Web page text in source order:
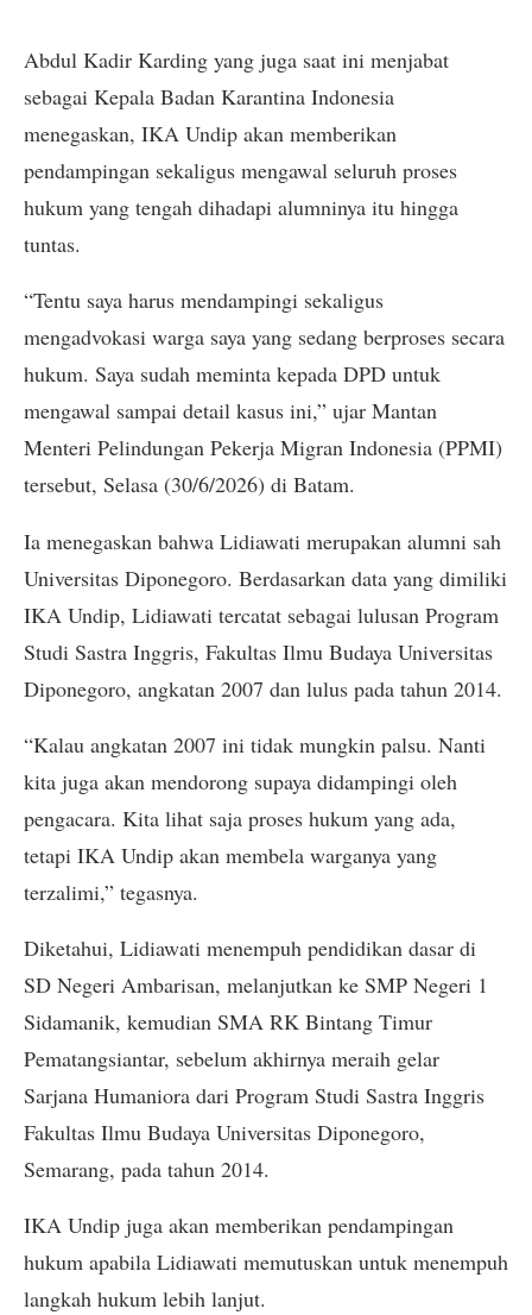
Abdul Kadir Karding yang juga saat ini menjabat
sebagai Kepala Badan Karantina Indonesia
menegaskan, IKA Undip akan memberikan
pendampingan sekaligus mengawal seluruh proses
hukum yang tengah dihadapi alumninya itu hingga
tuntas.
“Tentu saya harus mendampingi sekaligus
mengadvokasi warga saya yang sedang berproses secara
hukum. Saya sudah meminta kepada DPD untuk
mengawal sampai detail kasus ini,” ujar Mantan
Menteri Pelindungan Pekerja Migran Indonesia (PPMI)
tersebut, Selasa (30/6/2026) di Batam.
Ia menegaskan bahwa Lidiawati merupakan alumni sah
Universitas Diponegoro. Berdasarkan data yang dimiliki
IKA Undip, Lidiawati tercatat sebagai lulusan Program
Studi Sastra Inggris, Fakultas Ilmu Budaya Universitas
Diponegoro, angkatan 2007 dan lulus pada tahun 2014.
“Kalau angkatan 2007 ini tidak mungkin palsu. Nanti
kita juga akan mendorong supaya didampingi oleh
pengacara. Kita lihat saja proses hukum yang ada,
tetapi IKA Undip akan membela warganya yang
terzalimi,” tegasnya.
Diketahui, Lidiawati menempuh pendidikan dasar di
SD Negeri Ambarisan, melanjutkan ke SMP Negeri 1
Sidamanik, kemudian SMA RK Bintang Timur
Pematangsiantar, sebelum akhirnya meraih gelar
Sarjana Humaniora dari Program Studi Sastra Inggris
Fakultas Ilmu Budaya Universitas Diponegoro,
Semarang, pada tahun 2014.
IKA Undip juga akan memberikan pendampingan
hukum apabila Lidiawati memutuskan untuk menempuh
langkah hukum lebih lanjut.